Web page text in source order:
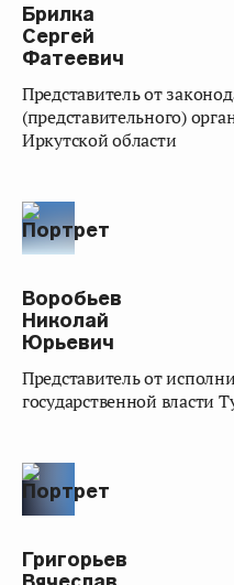
Брилка
Сергей
Фатеевич
представитель от законодательного
(представительного)
Иркутской области
Воробьев
Николай
Юрьевич
представитель от исполнительного органа
государственной власти
Григорьев